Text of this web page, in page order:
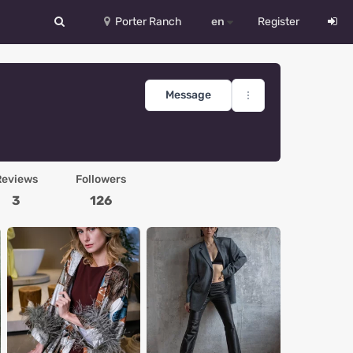
Porter Ranch en
中文
Deutsch
Español
Український
Register
Message
3
Followers
126